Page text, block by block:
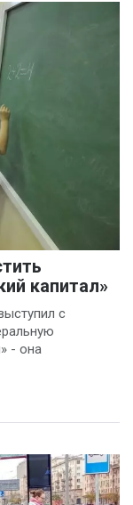
капитал»
с
- она